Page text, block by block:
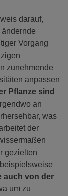
darauf,
Vorgang
zunehmende
anpassen
Pflanze sind
an
was
der
gezielten
auch von der
um zu